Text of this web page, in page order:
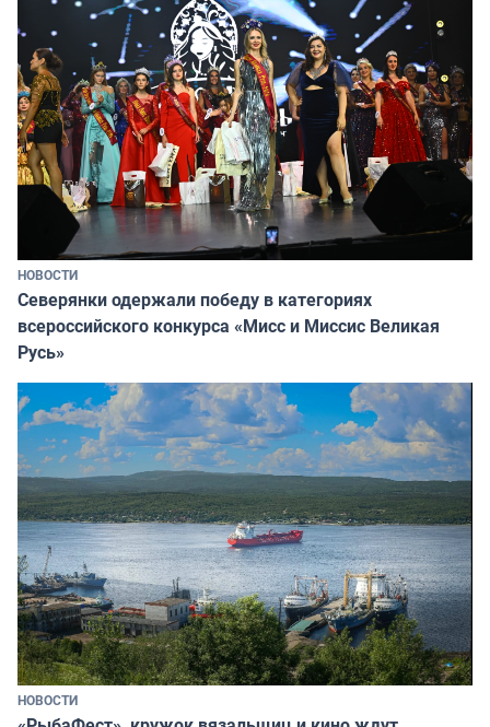
НОВОСТИ
Северянки одержали победу в категориях
всероссийского конкурса «Мисс и Миссис Великая
Русь»
НОВОСТИ